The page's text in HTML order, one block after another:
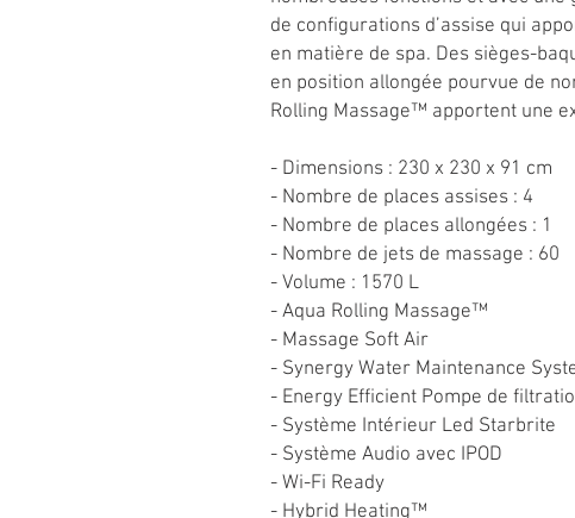
de configurations d’assise qui
en matière de spa. Des sièges-
en position allongée pourvue de
Rolling Massage™ apportent une
- Dimensions : 230 x 230 x 91 cm
- Nombre de places assises : 4
- Nombre de places allongées : 1
- Nombre de jets de massage : 60
- Volume : 1570 L
- Aqua Rolling Massage™
- Massage Soft Air
- Synergy Water Maintenance
- Energy Efficient Pompe de
- Système Intérieur Led Starbrite
- Système Audio avec IPOD
- Wi-Fi Ready
- Hybrid Heating™